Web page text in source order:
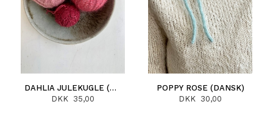
DAHLIA JULEKUGLE (DANSK)
DKK 35,00
POPPY ROSE (DANSK)
DKK 30,00